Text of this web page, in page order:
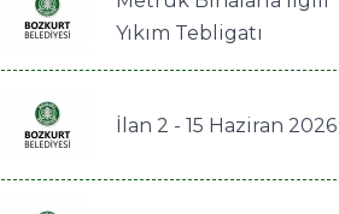
Yıkım Tebligatı
İlan 2 - 15 Haziran 2026